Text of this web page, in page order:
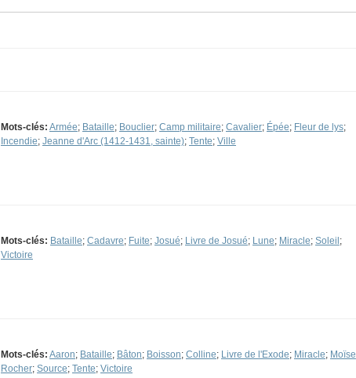
Mots-clés: Armée; Bataille; Bouclier; Camp militaire; Cavalier; Épée; Fleur de lys;
Incendie; Jeanne d'Arc (1412-1431, sainte); Tente; Ville
Mots-clés: Bataille; Cadavre; Fuite; Josué; Livre de Josué; Lune; Miracle; Soleil ;
Victoire
Mots-clés: Aaron; Bataille; Bâton; Boisson; Colline; Livre de l'Exode; Miracle; Moïse
Rocher; Source; Tente; Victoire